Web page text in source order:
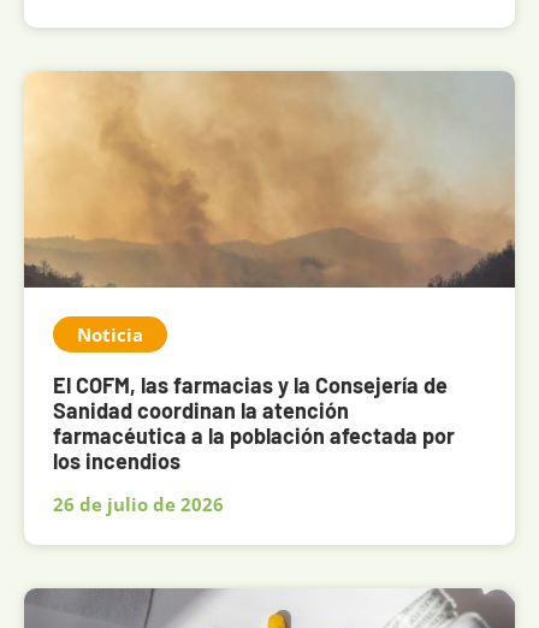
Noticia
El COFM, las farmacias y la Consejería de
Sanidad coordinan la atención
farmacéutica a la población afectada por
los incendios
26 de julio de 2026